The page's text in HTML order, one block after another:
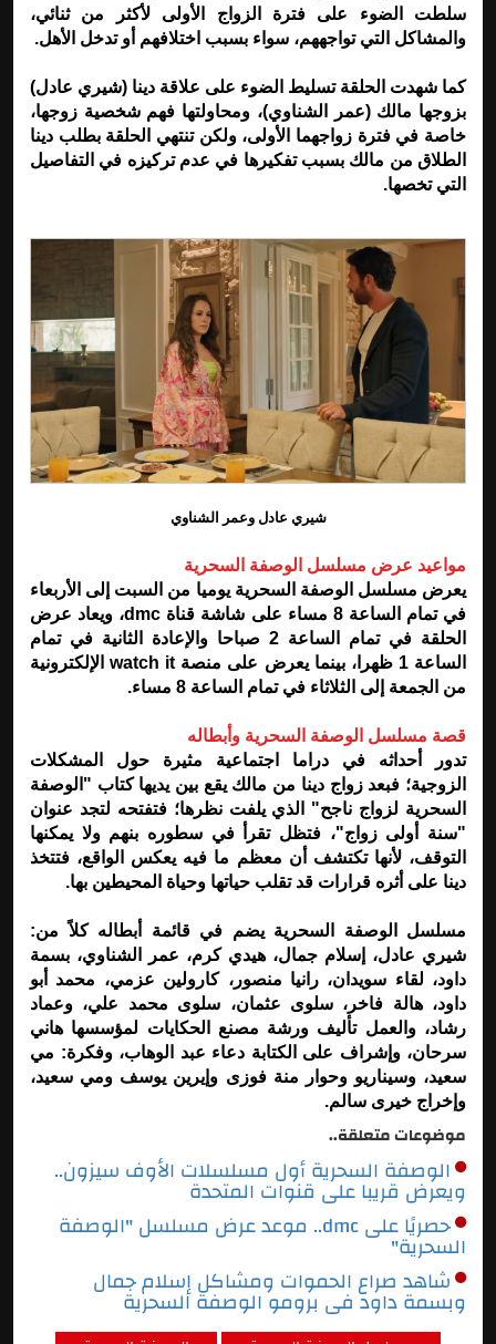
سلطت الضوء على فترة الزواج الأولى لأكثر من ثنائي،
والمشاكل التي تواجههم، سواء بسبب اختلافهم أو تدخل الأهل.
كما شهدت الحلقة تسليط الضوء على علاقة دينا (شيري عادل)
بزوجها مالك (عمر الشناوي)، ومحاولتها فهم شخصية زوجها،
خاصة في فترة زواجهما الأولى، ولكن تنتهي الحلقة بطلب دينا
الطلاق من مالك بسبب تفكيرها في عدم تركيزه في التفاصيل
التي تخصها.
شيري عادل وعمر الشناوي
مواعيد عرض مسلسل الوصفة السحرية
يعرض مسلسل الوصفة السحرية يوميا من السبت إلى الأربعاء
في تمام الساعة 8 مساء على شاشة قناة dmc، ويعاد عرض
الحلقة في تمام الساعة 2 صباحا والإعادة الثانية في تمام
الساعة 1 ظهرا، بينما يعرض على منصة watch it الإلكترونية
من الجمعة إلى الثلاثاء في تمام الساعة 8 مساء.
قصة مسلسل الوصفة السحرية وأبطاله
تدور أحداثه في دراما اجتماعية مثيرة حول المشكلات
الزوجية؛ فبعد زواج دينا من مالك يقع بين يديها كتاب "الوصفة
السحرية لزواج ناجح" الذي يلفت نظرها؛ فتفتحه لتجد عنوان
"سنة أولى زواج"، فتظل تقرأ في سطوره بنهم ولا يمكنها
التوقف، لأنها تكتشف أن معظم ما فيه يعكس الواقع، فتتخذ
دينا على أثره قرارات قد تقلب حياتها وحياة المحيطين بها.
مسلسل الوصفة السحرية يضم في قائمة أبطاله كلاً من:
شيري عادل، إسلام جمال، هيدي كرم، عمر الشناوي، بسمة
داود، لقاء سويدان، رانيا منصور، كارولين عزمي، محمد أبو
داود، هالة فاخر، سلوى عثمان، سلوى محمد علي، وعماد
رشاد، والعمل تأليف ورشة مصنع الحكايات لمؤسسها هاني
سرحان، وإشراف على الكتابة دعاء عبد الوهاب، وفكرة: مي
سعيد، وسيناريو وحوار منة فوزى وإيرين يوسف ومي سعيد،
وإخراج خيرى سالم.
موضوعات متعلقة..
الوصفة السحرية أول مسلسلات الأوف سيزون..
ويعرض قريبا على قنوات المتحدة
حصريًا على dmc.. موعد عرض مسلسل "الوصفة
السحرية"
شاهد صراع الحموات ومشاكل إسلام جمال
وبسمة داود فى برومو الوصفة السحرية